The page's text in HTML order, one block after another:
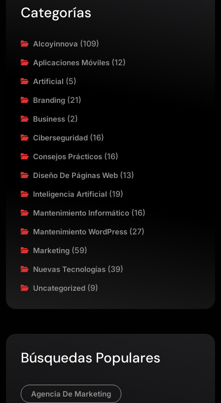
Categorías
Alcoyinnova (109)
Aplicaciones Móviles (12)
Artificial (5)
Branding (21)
Business (2)
Ciberseguridad (16)
Consejos Prácticos (16)
Diseño De Páginas Web (13)
Inteligencia Artificial (19)
Mantenimiento Informático (16)
Mantenimiento WordPress (27)
Marketing (59)
Nuevas Tecnologías (39)
Uncategorized (9)
Búsquedas Populares
Agencia De Marketing